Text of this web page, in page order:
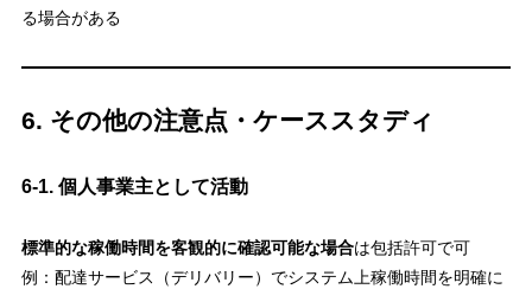
る場合がある
6. その他の注意点・ケーススタディ
6-1. 個人事業主として活動
標準的な稼働時間を客観的に確認可能な場合は包括許可で可
例：配達サービス（デリバリー）でシステム上稼働時間を明確に